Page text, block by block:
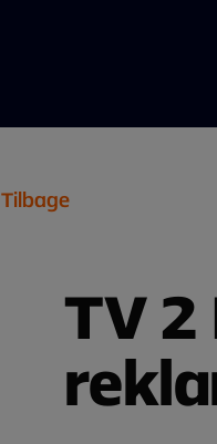
Tilbage
TV 2